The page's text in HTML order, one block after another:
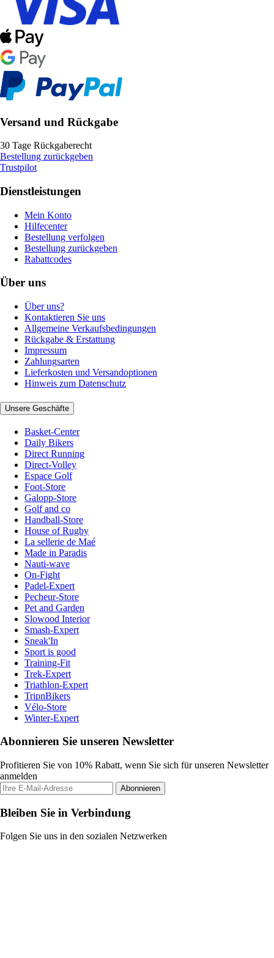
Versand und Rückgabe
30 Tage Rückgaberecht
Bestellung zurückgeben
Trustpilot
Dienstleistungen
Mein Konto
Hilfecenter
Bestellung verfolgen
Bestellung zurückgeben
Rabattcodes
Über uns
Über uns?
Kontaktieren Sie uns
Allgemeine Verkaufsbedingungen
Rückgabe & Erstattung
Impressum
Zahlungsarten
Lieferkosten und Versandoptionen
Hinweis zum Datenschutz
Unsere Geschäfte
Basket-Center
Daily Bikers
Direct Running
Direct-Volley
Espace Golf
Foot-Store
Galopp-Store
Golf and co
Handball-Store
House of Rugby
La sellerie de Maé
Made in Paradis
Nauti-wave
On-Fight
Padel-Expert
Pecheur-Store
Pet and Garden
Slowood Interior
Smash-Expert
Sneak'In
Sport is good
Training-Fit
Trek-Expert
Triathlon-Expert
TripnBikers
Vélo-Store
Winter-Expert
Abonnieren Sie unseren Newsletter
Profitieren Sie von 10% Rabatt, wenn Sie sich für unseren Newsletter
anmelden
Abonnieren
Bleiben Sie in Verbindung
Folgen Sie uns in den sozialen Netzwerken